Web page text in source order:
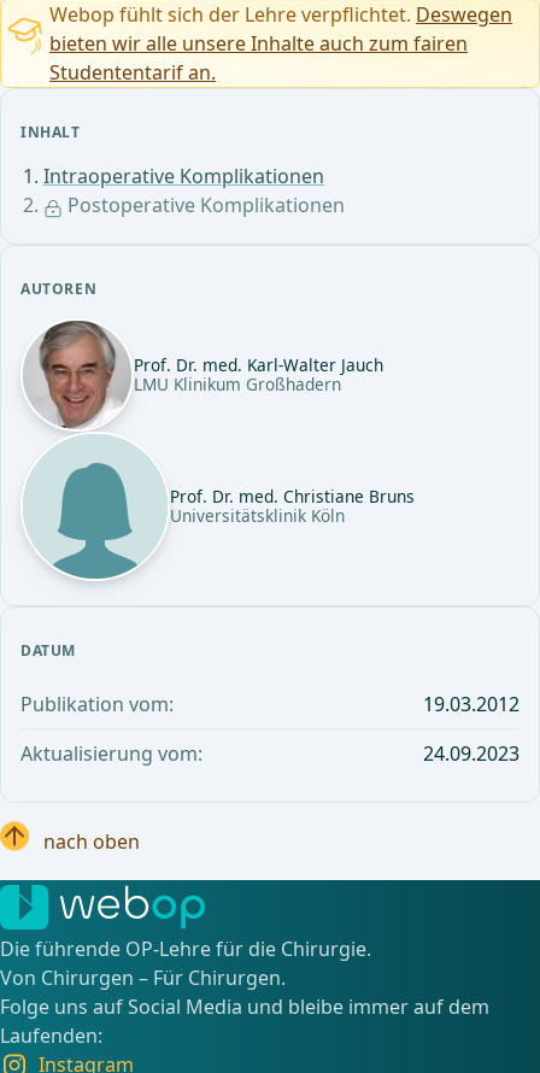
INHALT
Intraoperative Komplikationen
Postoperative Komplikationen
AUTOREN
Prof. Dr. med. Karl-Walter Jauch
LMU Klinikum Großhadern
Prof. Dr. med. Christiane Bruns
Universitätsklinik Köln
DATUM
Publikation vom:
19.03.2012
Aktualisierung vom:
24.09.2023
Webop fühlt sich der Lehre verpflichtet. Deswegen
bieten wir alle unsere Inhalte auch zum fairen
Studententarif an.
nach oben
Die führende OP-Lehre für die Chirurgie.
Von Chirurgen – Für Chirurgen.
Folge uns auf Social Media und bleibe immer auf dem
Laufenden:
Instagram